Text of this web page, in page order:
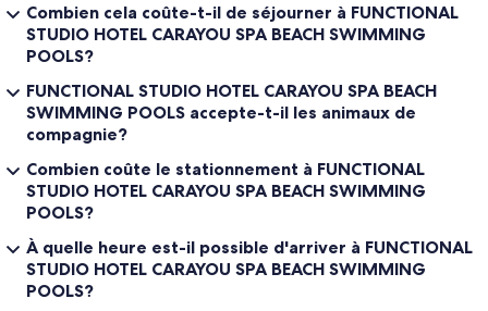
Combien cela coûte-t-il de séjourner à FUNCTIONAL
STUDIO HOTEL CARAYOU SPA BEACH SWIMMING
POOLS?
FUNCTIONAL STUDIO HOTEL CARAYOU SPA BEACH
SWIMMING POOLS accepte-t-il les animaux de
compagnie?
Combien coûte le stationnement à FUNCTIONAL
STUDIO HOTEL CARAYOU SPA BEACH SWIMMING
POOLS?
À quelle heure est-il possible d'arriver à FUNCTIONAL
STUDIO HOTEL CARAYOU SPA BEACH SWIMMING
POOLS?